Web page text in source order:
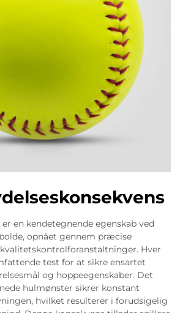
er en kendetegnende egenskab ved
opnået gennem præcise
Hver
test for at sikre ensartet
og hoppeegenskaber. Det
hulmønster sikrer konstant
hvilket resulterer i forudsigelig